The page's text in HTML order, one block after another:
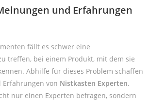
und Erfahrungen
fällt es schwer eine
treffen, bei einem Produkt, mit dem sie
Abhilfe für dieses Problem schaffen
von Nistkasten Experten.
nur einen Experten befragen, sondern